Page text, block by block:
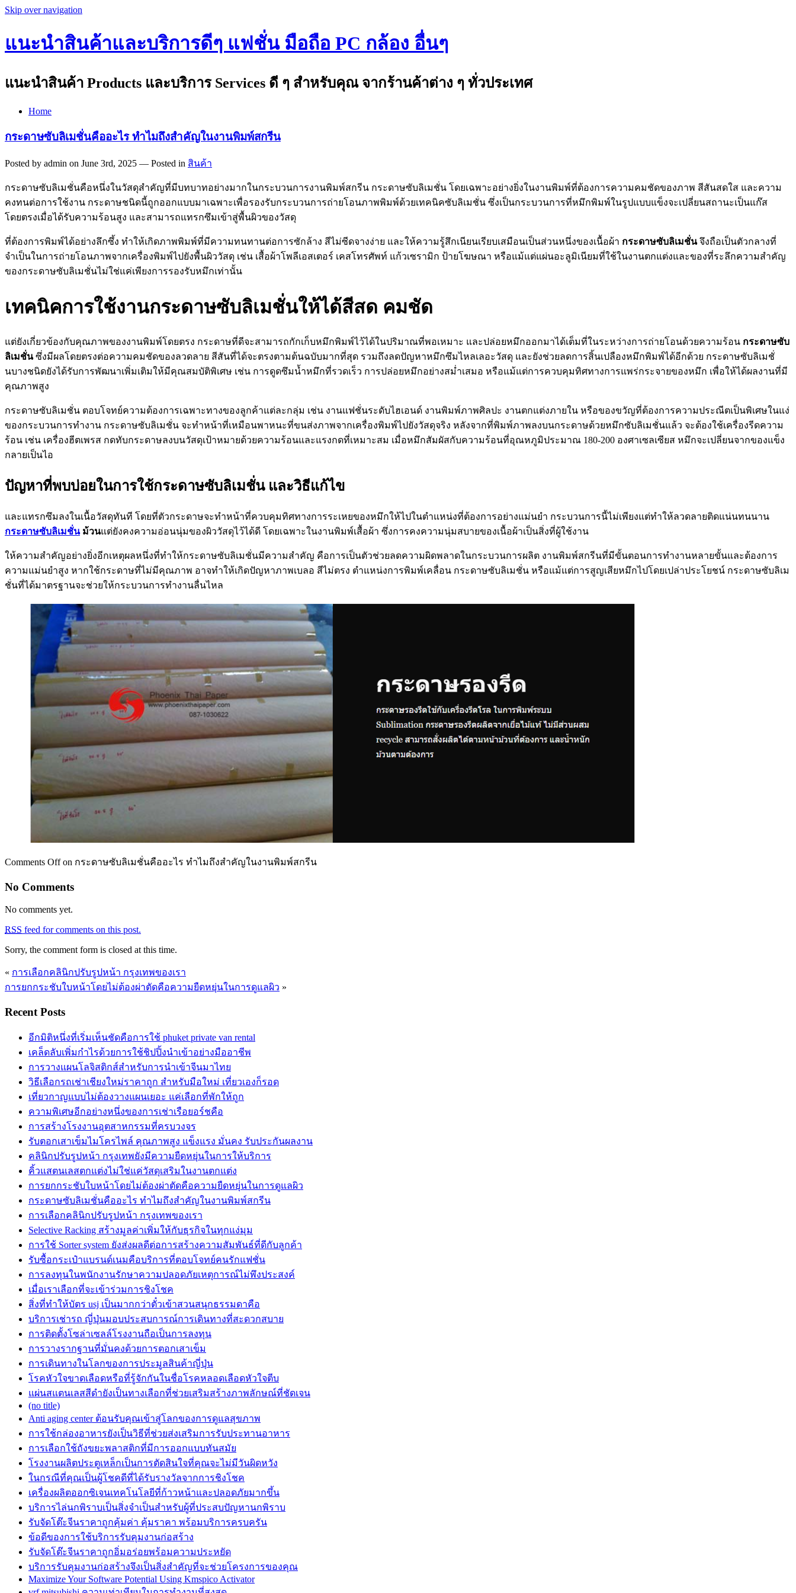
Skip over navigation
แนะนำสินค้าและบริการดีๆ แฟชั่น มือถือ PC กล้อง อื่นๆ
แนะนำสินค้า Products และบริการ Services ดี ๆ สำหรับคุณ จากร้านค้าต่าง ๆ ทั่วประเทศ
Home
กระดาษซับลิเมชั่นคืออะไร ทำไมถึงสำคัญในงานพิมพ์สกรีน
Posted by admin on June 3rd, 2025 — Posted in สินค้า
กระดาษซับลิเมชั่นคือหนึ่งในวัสดุสำคัญที่มีบทบาทอย่างมากในกระบวนการงานพิมพ์สกรีน กระดาษซับลิเมชั่น โดยเฉพาะอย่างยิ่งในงานพิมพ์ที่ต้องการความคมชัดของภาพ สีสันสดใส และความ
คงทนต่อการใช้งาน กระดาษชนิดนี้ถูกออกแบบมาเฉพาะเพื่อรองรับกระบวนการถ่ายโอนภาพพิมพ์ด้วยเทคนิคซับลิเมชั่น ซึ่งเป็นกระบวนการที่หมึกพิมพ์ในรูปแบบแข็งจะเปลี่ยนสถานะเป็นแก๊ส
โดยตรงเมื่อได้รับความร้อนสูง และสามารถแทรกซึมเข้าสู่พื้นผิวของวัสดุ
ที่ต้องการพิมพ์ได้อย่างลึกซึ้ง ทำให้เกิดภาพพิมพ์ที่มีความทนทานต่อการซักล้าง สีไม่ซีดจางง่าย และให้ความรู้สึกเนียนเรียบเสมือนเป็นส่วนหนึ่งของเนื้อผ้า กระดาษซับลิเมชั่นจึงถือเป็นตัวกลางที่
จำเป็นในการถ่ายโอนภาพจากเครื่องพิมพ์ไปยังพื้นผิววัสดุ เช่น เสื้อผ้าโพลีเอสเตอร์ เคสโทรศัพท์ แก้วเซรามิก ป้ายโฆษณา หรือแม้แต่แผ่นอะลูมิเนียมที่ใช้ในงานตกแต่งและของที่ระลึกความสำคัญ
ของกระดาษซับลิเมชั่นไม่ใช่แค่เพียงการรองรับหมึกเท่านั้น
เทคนิคการใช้งานกระดาษซับลิเมชั่นให้ได้สีสด คมชัด
แต่ยังเกี่ยวข้องกับคุณภาพของงานพิมพ์โดยตรง กระดาษที่ดีจะสามารถกักเก็บหมึกพิมพ์ไว้ได้ในปริมาณที่พอเหมาะ และปล่อยหมึกออกมาได้เต็มที่ในระหว่างการถ่ายโอนด้วยความร้อน กระดาษซับ
ลิเมชั่นซึ่งมีผลโดยตรงต่อความคมชัดของลวดลาย สีสันที่ได้จะตรงตามต้นฉบับมากที่สุด รวมถึงลดปัญหาหมึกซึมไหลเลอะวัสดุ และยังช่วยลดการสิ้นเปลืองหมึกพิมพ์ได้อีกด้วย กระดาษซับลิเมชั่
นบางชนิดยังได้รับการพัฒนาเพิ่มเติมให้มีคุณสมบัติพิเศษ เช่น การดูดซึมน้ำหมึกที่รวดเร็ว การปล่อยหมึกอย่างสม่ำเสมอ หรือแม้แต่การควบคุมทิศทางการแพร่กระจายของหมึก เพื่อให้ได้ผลงานที่มี
คุณภาพสูง
กระดาษซับลิเมชั่น ตอบโจทย์ความต้องการเฉพาะทางของลูกค้าแต่ละกลุ่ม เช่น งานแฟชั่นระดับไฮเอนด์ งานพิมพ์ภาพศิลปะ งานตกแต่งภายใน หรือของขวัญที่ต้องการความประณีตเป็นพิเศษในแง่
ของกระบวนการทำงาน กระดาษซับลิเมชั่น จะทำหน้าที่เหมือนพาหนะที่ขนส่งภาพจากเครื่องพิมพ์ไปยังวัสดุจริง หลังจากที่พิมพ์ภาพลงบนกระดาษด้วยหมึกซับลิเมชั่นแล้ว จะต้องใช้เครื่องรีดความ
ร้อน เช่น เครื่องฮีตเพรส กดทับกระดาษลงบนวัสดุเป้าหมายด้วยความร้อนและแรงกดที่เหมาะสม เมื่อหมึกสัมผัสกับความร้อนที่อุณหภูมิประมาณ 180-200 องศาเซลเซียส หมึกจะเปลี่ยนจากของแข็ง
กลายเป็นไอ
ปัญหาที่พบบ่อยในการใช้กระดาษซับลิเมชั่น และวิธีแก้ไข
และแทรกซึมลงในเนื้อวัสดุทันที โดยที่ตัวกระดาษจะทำหน้าที่ควบคุมทิศทางการระเหยของหมึกให้ไปในตำแหน่งที่ต้องการอย่างแม่นยำ กระบวนการนี้ไม่เพียงแต่ทำให้ลวดลายติดแน่นทนนาน
กระดาษซับลิเมชั่นม้วนแต่ยังคงความอ่อนนุ่มของผิววัสดุไว้ได้ดี โดยเฉพาะในงานพิมพ์เสื้อผ้า ซึ่งการคงความนุ่มสบายของเนื้อผ้าเป็นสิ่งที่ผู้ใช้งาน
ให้ความสำคัญอย่างยิ่งอีกเหตุผลหนึ่งที่ทำให้กระดาษซับลิเมชั่นมีความสำคัญ คือการเป็นตัวช่วยลดความผิดพลาดในกระบวนการผลิต งานพิมพ์สกรีนที่มีขั้นตอนการทำงานหลายขั้นและต้องการ
ความแม่นยำสูง หากใช้กระดาษที่ไม่มีคุณภาพ อาจทำให้เกิดปัญหาภาพเบลอ สีไม่ตรง ตำแหน่งการพิมพ์เคลื่อน กระดาษซับลิเมชั่น หรือแม้แต่การสูญเสียหมึกไปโดยเปล่าประโยชน์ กระดาษซับลิเม
ชั่นที่ได้มาตรฐานจะช่วยให้กระบวนการทำงานลื่นไหล
Comments Offon กระดาษซับลิเมชั่นคืออะไร ทำไมถึงสำคัญในงานพิมพ์สกรีน
No Comments
No comments yet.
RSS feed for comments on this post.
Sorry, the comment form is closed at this time.
« การเลือกคลินิกปรับรูปหน้า กรุงเทพของเรา
การยกกระชับใบหน้าโดยไม่ต้องผ่าตัดคือความยืดหยุ่นในการดูแลผิว »
Recent Posts
อีกมิติหนึ่งที่เริ่มเห็นชัดคือการใช้ phuket private van rental
เคล็ดลับเพิ่มกำไรด้วยการใช้ชิปปิ้งนำเข้าอย่างมืออาชีพ
การวางแผนโลจิสติกส์สำหรับการนำเข้าจีนมาไทย
วิธีเลือกรถเช่าเชียงใหม่ราคาถูก สำหรับมือใหม่ เที่ยวเองก็รอด
เที่ยวกาญแบบไม่ต้องวางแผนเยอะ แค่เลือกที่พักให้ถูก
ความพิเศษอีกอย่างหนึ่งของการเช่าเรือยอร์ชคือ
การสร้างโรงงานอุตสาหกรรมที่ครบวงจร
รับตอกเสาเข็มไมโครไพล์ คุณภาพสูง แข็งแรง มั่นคง รับประกันผลงาน
คลินิกปรับรูปหน้า กรุงเทพยังมีความยืดหยุ่นในการให้บริการ
คิ้วแสตนเลสตกแต่งไม่ใช่แค่วัสดุเสริมในงานตกแต่ง
การยกกระชับใบหน้าโดยไม่ต้องผ่าตัดคือความยืดหยุ่นในการดูแลผิว
กระดาษซับลิเมชั่นคืออะไร ทำไมถึงสำคัญในงานพิมพ์สกรีน
การเลือกคลินิกปรับรูปหน้า กรุงเทพของเรา
Selective Racking สร้างมูลค่าเพิ่มให้กับธุรกิจในทุกแง่มุม
การใช้ Sorter system ยังส่งผลดีต่อการสร้างความสัมพันธ์ที่ดีกับลูกค้า
รับซื้อกระเป๋าแบรนด์เนมคือบริการที่ตอบโจทย์คนรักแฟชั่น
การลงทุนในพนักงานรักษาความปลอดภัยเหตุการณ์ไม่พึงประสงค์
เมื่อเราเลือกที่จะเข้าร่วมการชิงโชค
สิ่งที่ทำให้บัตร usj เป็นมากกว่าตั๋วเข้าสวนสนุกธรรมดาคือ
บริการเช่ารถ ญี่ปุ่นมอบประสบการณ์การเดินทางที่สะดวกสบาย
การติดตั้งโซล่าเซลล์โรงงานถือเป็นการลงทุน
การวางรากฐานที่มั่นคงด้วยการตอกเสาเข็ม
การเดินทางในโลกของการประมูลสินค้าญี่ปุ่น
โรคหัวใจขาดเลือดหรือที่รู้จักกันในชื่อโรคหลอดเลือดหัวใจตีบ
แผ่นสแตนเลสสีดำยังเป็นทางเลือกที่ช่วยเสริมสร้างภาพลักษณ์ที่ชัดเจน
(no title)
Anti aging center ต้อนรับคุณเข้าสู่โลกของการดูแลสุขภาพ
การใช้กล่องอาหารยังเป็นวิธีที่ช่วยส่งเสริมการรับประทานอาหาร
การเลือกใช้ถังขยะพลาสติกที่มีการออกแบบทันสมัย
โรงงานผลิตประตูเหล็กเป็นการตัดสินใจที่คุณจะไม่มีวันผิดหวัง
ในกรณีที่คุณเป็นผู้โชคดีที่ได้รับรางวัลจากการชิงโชค
เครื่องผลิตออกซิเจนเทคโนโลยีที่ก้าวหน้าและปลอดภัยมากขึ้น
บริการไล่นกพิราบเป็นสิ่งจำเป็นสำหรับผู้ที่ประสบปัญหานกพิราบ
รับจัดโต๊ะจีนราคาถูกคุ้มค่า คุ้มราคา พร้อมบริการครบครัน
ข้อดีของการใช้บริการรับคุมงานก่อสร้าง
รับจัดโต๊ะจีนราคาถูกอิ่มอร่อยพร้อมความประหยัด
บริการรับคุมงานก่อสร้างจึงเป็นสิ่งสำคัญที่จะช่วยโครงการของคุณ
Maximize Your Software Potential Using Kmspico Activator